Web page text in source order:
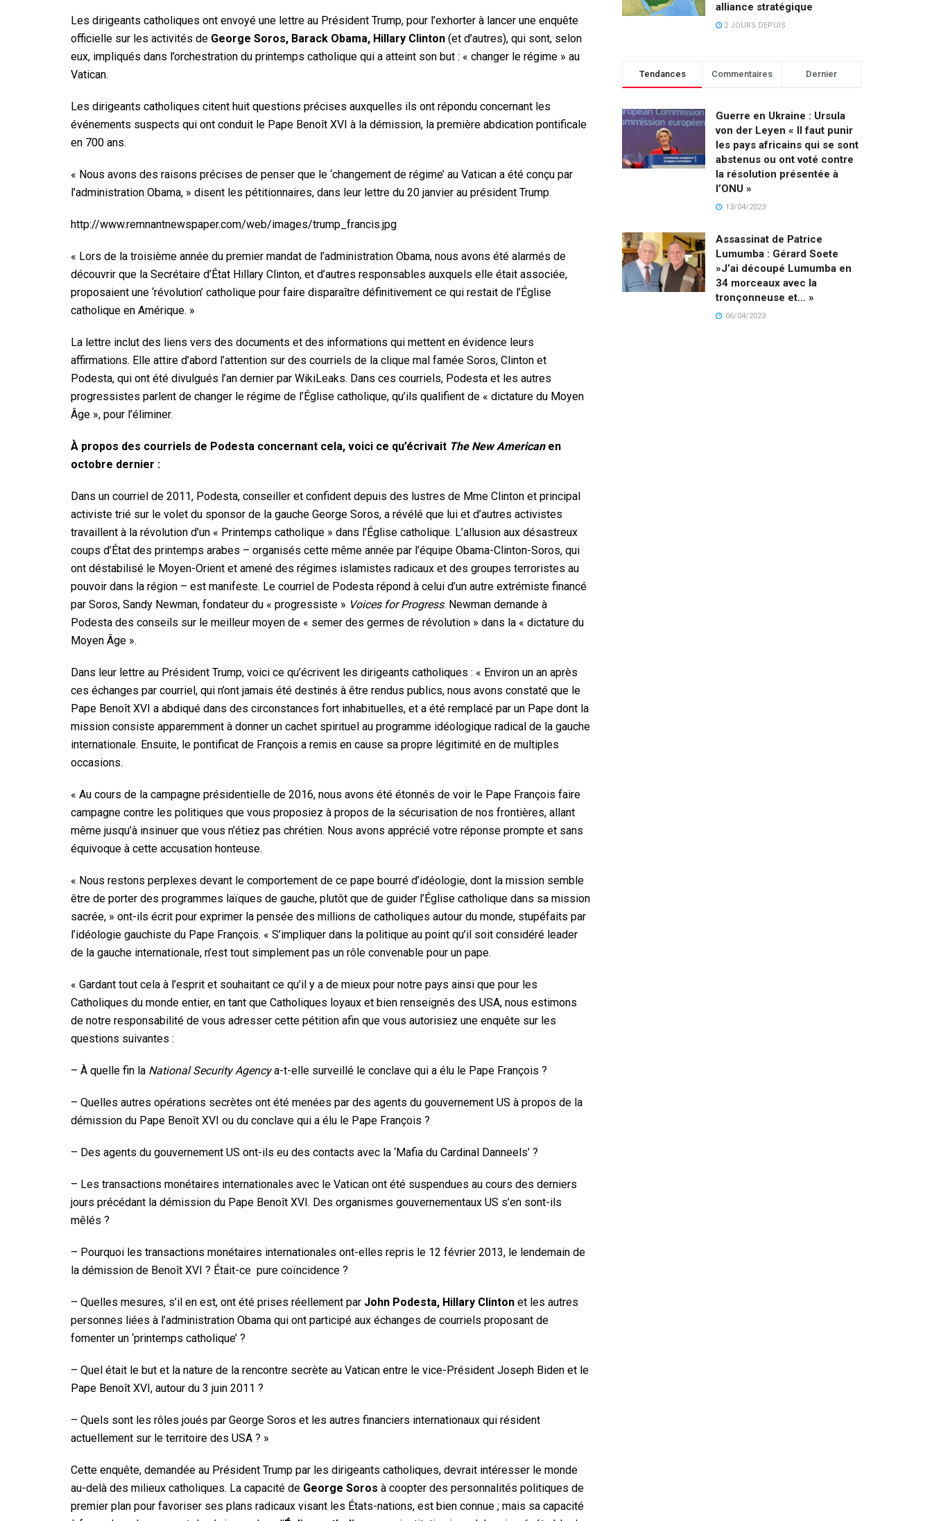
Les dirigeants catholiques ont envoyé une lettre au Président Trump, pour l’exhorter à lancer une enquête
officielle sur les activités de George Soros, Barack Obama, Hillary Clinton (et d’autres), qui sont, selon
eux, impliqués dans l’orchestration du printemps catholique qui a atteint son but : « changer le régime » au
Vatican.
Les dirigeants catholiques citent huit questions précises auxquelles ils ont répondu concernant les
événements suspects qui ont conduit le Pape Benoît XVI à la démission, la première abdication pontificale
en 700 ans.
« Nous avons des raisons précises de penser que le ‘changement de régime’ au Vatican a été conçu par
l’administration Obama, » disent les pétitionnaires, dans leur lettre du 20 janvier au président Trump.
http://www.remnantnewspaper.com/web/images/trump_francis.jpg
« Lors de la troisième année du premier mandat de l’administration Obama, nous avons été alarmés de
découvrir que la Secrétaire d’État Hillary Clinton, et d’autres responsables auxquels elle était associée,
proposaient une ‘révolution’ catholique pour faire disparaître définitivement ce qui restait de l’Église
catholique en Amérique. »
La lettre inclut des liens vers des documents et des informations qui mettent en évidence leurs
affirmations. Elle attire d’abord l’attention sur des courriels de la clique mal famée Soros, Clinton et
Podesta, qui ont été divulgués l’an dernier par WikiLeaks. Dans ces courriels, Podesta et les autres
progressistes parlent de changer le régime de l’Église catholique, qu’ils qualifient de « dictature du Moyen
Âge », pour l’éliminer.
À propos des courriels de Podesta concernant cela, voici ce qu’écrivait The New Americanen
octobre dernier :
Dans un courriel de 2011, Podesta, conseiller et confident depuis des lustres de Mme Clinton et principal
activiste trié sur le volet du sponsor de la gauche George Soros, a révélé que lui et d’autres activistes
travaillent à la révolution d’un « Printemps catholique » dans l’Église catholique. L’allusion aux désastreux
coups d’État des printemps arabes – organisés cette même année par l’équipe Obama-Clinton-Soros, qui
ont déstabilisé le Moyen-Orient et amené des régimes islamistes radicaux et des groupes terroristes au
pouvoir dans la région – est manifeste. Le courriel de Podesta répond à celui d’un autre extrémiste financé
par Soros, Sandy Newman, fondateur du « progressiste » Voices for Progress. Newman demande à
Podesta des conseils sur le meilleur moyen de « semer des germes de révolution » dans la « dictature du
Moyen Âge ».
Dans leur lettre au Président Trump, voici ce qu’écrivent les dirigeants catholiques : « Environ un an après
ces échanges par courriel, qui n’ont jamais été destinés à être rendus publics, nous avons constaté que le
Pape Benoît XVI a abdiqué dans des circonstances fort inhabituelles, et a été remplacé par un Pape dont la
mission consiste apparemment à donner un cachet spirituel au programme idéologique radical de la gauche
internationale. Ensuite, le pontificat de François a remis en cause sa propre légitimité en de multiples
occasions.
« Au cours de la campagne présidentielle de 2016, nous avons été étonnés de voir le Pape François faire
campagne contre les politiques que vous proposiez à propos de la sécurisation de nos frontières, allant
même jusqu’à insinuer que vous n’étiez pas chrétien. Nous avons apprécié votre réponse prompte et sans
équivoque à cette accusation honteuse.
« Nous restons perplexes devant le comportement de ce pape bourré d’idéologie, dont la mission semble
être de porter des programmes laïques de gauche, plutôt que de guider l’Église catholique dans sa mission
sacrée, » ont-ils écrit pour exprimer la pensée des millions de catholiques autour du monde, stupéfaits par
l’idéologie gauchiste du Pape François. « S’impliquer dans la politique au point qu’il soit considéré leader
de la gauche internationale, n’est tout simplement pas un rôle convenable pour un pape.
« Gardant tout cela à l’esprit et souhaitant ce qu’il y a de mieux pour notre pays ainsi que pour les
Catholiques du monde entier, en tant que Catholiques loyaux et bien renseignés des USA, nous estimons
de notre responsabilité de vous adresser cette pétition afin que vous autorisiez une enquête sur les
questions suivantes :
– À quelle fin la National Security Agencya-t-elle surveillé le conclave qui a élu le Pape François ?
– Quelles autres opérations secrètes ont été menées par des agents du gouvernement US à propos de la
démission du Pape Benoît XVI ou du conclave qui a élu le Pape François ?
– Des agents du gouvernement US ont-ils eu des contacts avec la ‘Mafia du Cardinal Danneels’ ?
– Les transactions monétaires internationales avec le Vatican ont été suspendues au cours des derniers
jours précédant la démission du Pape Benoît XVI. Des organismes gouvernementaux US s’en sont-ils
mêlés ?
– Pourquoi les transactions monétaires internationales ont-elles repris le 12 février 2013, le lendemain de
la démission de Benoît XVI ? Était-ce pure coïncidence ?
– Quelles mesures, s’il en est, ont été prises réellement par John Podesta, Hillary Clinton et les autres
personnes liées à l’administration Obama qui ont participé aux échanges de courriels proposant de
fomenter un ‘printemps catholique’ ?
– Quel était le but et la nature de la rencontre secrète au Vatican entre le vice-Président Joseph Biden et le
Pape Benoît XVI, autour du 3 juin 2011 ?
– Quels sont les rôles joués par George Soros et les autres financiers internationaux qui résident
actuellement sur le territoire des USA ? »
Cette enquête, demandée au Président Trump par les dirigeants catholiques, devrait intéresser le monde
au-delà des milieux catholiques. La capacité de George Soros à coopter des personnalités politiques de
premier plan pour favoriser ses plans radicaux visant les États-nations, est bien connue ; mais sa capacité
alliance stratégique
2 JOURS DEPUIS
Tendances Commentaires Dernier
Guerre en Ukraine : Ursula
von der Leyen « Il faut punir
les pays africains qui se sont
abstenus ou ont voté contre
la résolution présentée à
l’ONU »
13/04/2023
Assassinat de Patrice
Lumumba : Gérard Soete
»J’ai découpé Lumumba en
34 morceaux avec la
tronçonneuse et… »
06/04/2023